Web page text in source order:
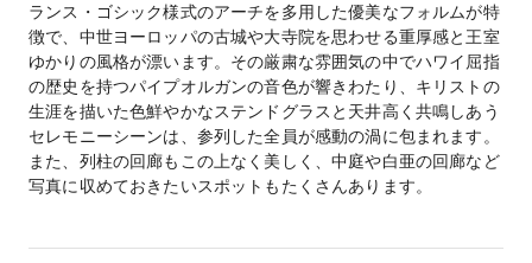
ランス・ゴシック様式のアーチを多用した優美なフォルムが特
徴で、中世ヨーロッパの古城や大寺院を思わせる重厚感と王室
ゆかりの風格が漂います。その厳粛な雰囲気の中でハワイ屈指
の歴史を持つパイプオルガンの音色が響きわたり、キリストの
生涯を描いた色鮮やかなステンドグラスと天井高く共鳴しあう
セレモニーシーンは、参列した全員が感動の渦に包まれます。
また、列柱の回廊もこの上なく美しく、中庭や白亜の回廊など
写真に収めておきたいスポットもたくさんあります。